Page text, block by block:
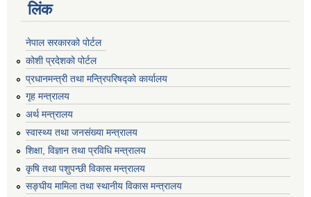
लिंक
नेपाल सरकारको पोर्टल
कोशी प्रदेशको पोर्टल
प्रधानमन्‍त्री तथा मन्‍त्रिपरिषद्को कार्यालय
गृह मन्‍त्रालय
अर्थ मन्त्रालय
स्वास्थ्य तथा जनसंख्या मन्त्रालय
शिक्षा, विज्ञान तथा प्रविधि मन्त्रालय
कृषि तथा पशुपन्छी विकास मन्त्रालय
सङ्घीय मामिला तथा स्थानीय विकास मन्त्रालय